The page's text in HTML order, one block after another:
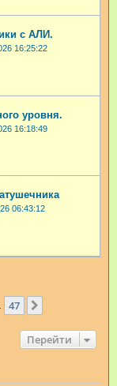
с АЛИ.
16:25:22
уровня.
16:18:49
06:43:12
47
Перейти